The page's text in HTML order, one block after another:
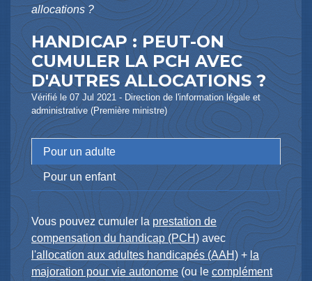
allocations ?
HANDICAP : PEUT-ON
CUMULER LA PCH AVEC
D'AUTRES ALLOCATIONS ?
Vérifié le 07 Jul 2021 - Direction de l'information légale et
administrative (Première ministre)
Pour un adulte
Pour un enfant
Vous pouvez cumuler la prestation de
compensation du handicap (PCH) avec
l'allocation aux adultes handicapés (AAH) + la
majoration pour vie autonome(ou le complément